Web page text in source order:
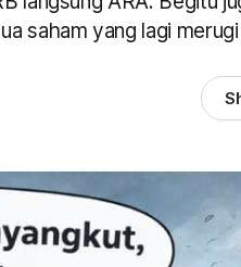
saham yang lagi merugi